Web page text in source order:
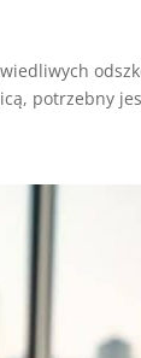
potrzebny